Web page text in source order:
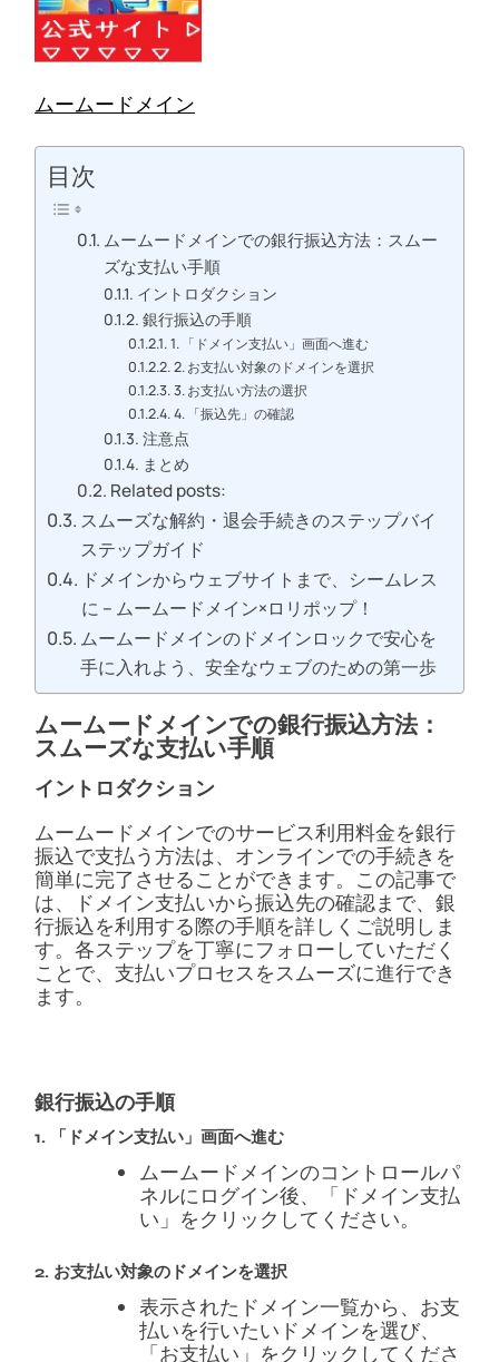
ムームードメイン
目次
ムームードメインでの銀行振込方法：スムー
ズな支払い手順
イントロダクション
銀行振込の手順
1. 「ドメイン支払い」画面へ進む
2. お支払い対象のドメインを選択
3. お支払い方法の選択
4. 「振込先」の確認
注意点
まとめ
Related posts:
スムーズな解約・退会手続きのステップバイ
ステップガイド
ドメインからウェブサイトまで、シームレス
に – ムームードメイン×ロリポップ！
ムームードメインのドメインロックで安心を
手に入れよう、安全なウェブのための第一歩
ムームードメインでの銀行振込方法：
スムーズな支払い手順
イントロダクション
ムームードメインでのサービス利用料金を銀行
振込で支払う方法は、オンラインでの手続きを
簡単に完了させることができます。この記事で
は、ドメイン支払いから振込先の確認まで、銀
行振込を利用する際の手順を詳しくご説明しま
す。各ステップを丁寧にフォローしていただく
ことで、支払いプロセスをスムーズに進行でき
ます。
銀行振込の手順
1. 「ドメイン支払い」画面へ進む
ムームードメインのコントロールパ
ネルにログイン後、「ドメイン支払
い」をクリックしてください。
2. お支払い対象のドメインを選択
表示されたドメイン一覧から、お支
払いを行いたいドメインを選び、
「お支払い」をクリックしてくださ